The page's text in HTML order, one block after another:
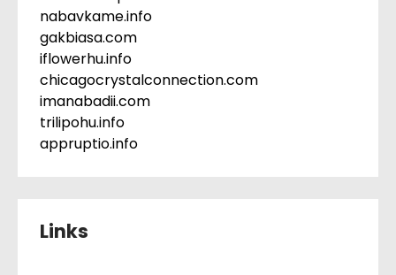
nabavkame.info
gakbiasa.com
iflowerhu.info
chicagocrystalconnection.com
imanabadii.com
trilipohu.info
appruptio.info
Links